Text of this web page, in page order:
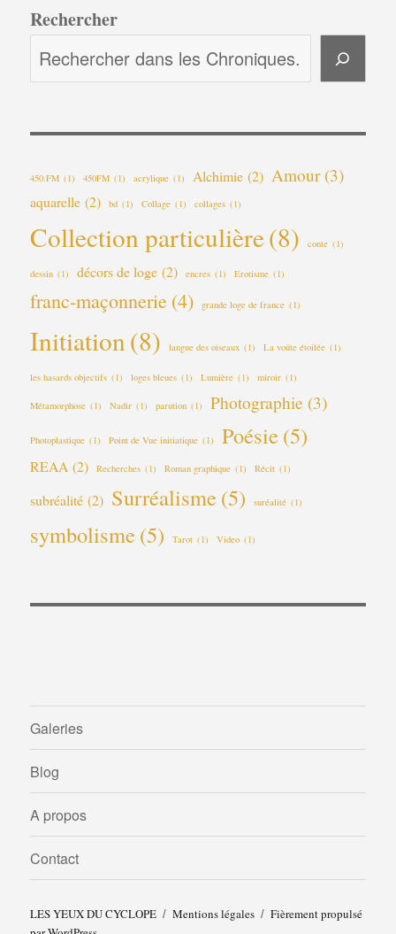
Rechercher
450.FM (1) 450FM (1) acrylique (1) Alchimie (2) Amour (3)
aquarelle (2) bd (1) Collage (1) collages (1)
Collection particulière(8) conte (1)
dessin (1) décors de loge (2) encres (1) Erotisme (1)
franc-maçonnerie (4) grande loge de france (1)
Initiation(8) langue des oiseaux (1) La voûte étoilée (1)
les hasards objectifs (1) loges bleues (1) Lumière (1) miroir (1)
Métamorphose (1) Nadir (1) parution (1) Photographie (3)
Photoplastique (1) Point de Vue initiatique (1) Poésie (5)
REAA (2) Recherches (1) Roman graphique (1) Récit (1)
subréalité (2) Surréalisme (5) suréalité (1)
symbolisme (5) Tarot (1) Video (1)
Galeries
Blog
A propos
Contact
LES YEUX DU CYCLOPE Mentions légales
Fièrement propulsé